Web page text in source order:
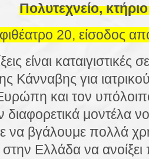
Πολυτεχνείο,
20, είσοδος
είναι καταιγιστικές
Κάνναβης για
και τον
μοντέλα
να βγάλουμε πολλά
στην Ελλάδα να